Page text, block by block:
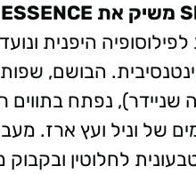
היפנית
הבושם,
שניידר), נפתח
של וניל ועץ ארז.
לחלוטין